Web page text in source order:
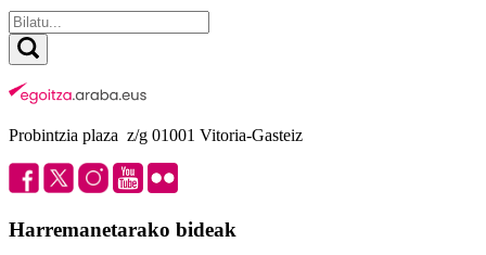
Probintzia plaza z/g 01001 Vitoria-Gasteiz
Harremanetarako bideak